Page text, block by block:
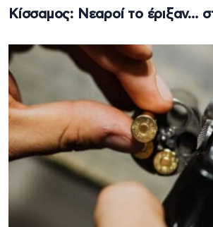
Κίσσαμος: Νεαροί το έριξαν…